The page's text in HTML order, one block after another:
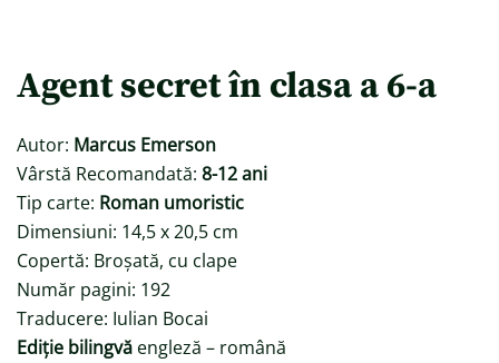
Agent secret în clasa a 6-a
Autor: Marcus Emerson
Vârstă Recomandată: 8-12 ani
Tip carte: Roman umoristic
Dimensiuni: 14,5 x 20,5 cm
Copertă: Broșată, cu clape
Număr pagini: 192
Traducere: Iulian Bocai
Ediție bilingvă engleză – română